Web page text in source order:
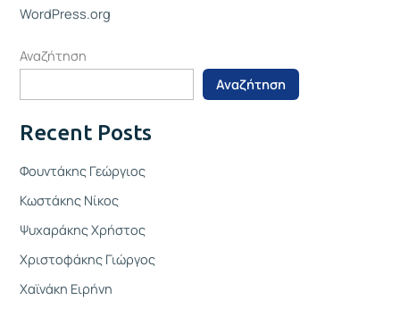
WordPress.org
Αναζήτηση
Αναζήτηση
Recent Posts
Φουντάκης Γεώργιος
Κωστάκης Νίκος
Ψυχαράκης Χρήστος
Χριστοφάκης Γιώργος
Χαϊνάκη Ειρήνη